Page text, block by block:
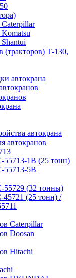
Caterpillar
Komatsu
Shantui
(тракторов) Т-130,
автокрана
автокрана
автокранов
55713-1В (25 тонн)
55713-5В
55729 (32 тонны)
(25 тонн) /
Caterpillar
Doosan
Hitachi